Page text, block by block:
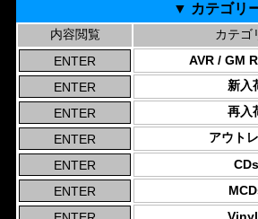
▼ カテゴリ
内容閲覧 カテゴ
AVR / GM
新入
再入
アウト
CDs